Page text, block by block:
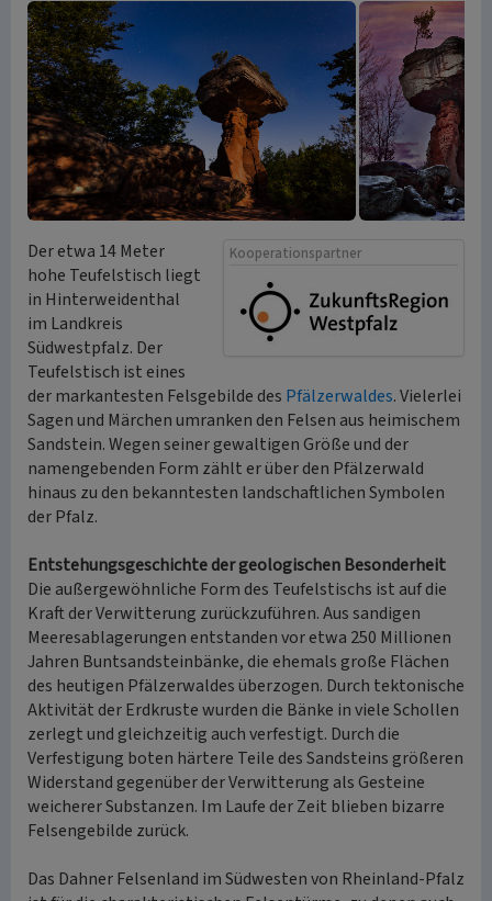
Kooperationspartner
Der etwa 14 Meter
hohe Teufelstisch liegt
in Hinterweidenthal
im Landkreis
Südwestpfalz. Der
Teufelstisch ist eines
der markantesten Felsgebilde des Pfälzerwaldes. Vielerlei
Sagen und Märchen umranken den Felsen aus heimischem
Sandstein. Wegen seiner gewaltigen Größe und der
namengebenden Form zählt er über den Pfälzerwald
hinaus zu den bekanntesten landschaftlichen Symbolen
der Pfalz.
Entstehungsgeschichte der geologischen Besonderheit
Die außergewöhnliche Form des Teufelstischs ist auf die
Kraft der Verwitterung zurückzuführen. Aus sandigen
Meeresablagerungen entstanden vor etwa 250 Millionen
Jahren Buntsandsteinbänke, die ehemals große Flächen
des heutigen Pfälzerwaldes überzogen. Durch tektonische
Aktivität der Erdkruste wurden die Bänke in viele Schollen
zerlegt und gleichzeitig auch verfestigt. Durch die
Verfestigung boten härtere Teile des Sandsteins größeren
Widerstand gegenüber der Verwitterung als Gesteine
weicherer Substanzen. Im Laufe der Zeit blieben bizarre
Felsengebilde zurück.
Das Dahner Felsenland im Südwesten von Rheinland-Pfalz